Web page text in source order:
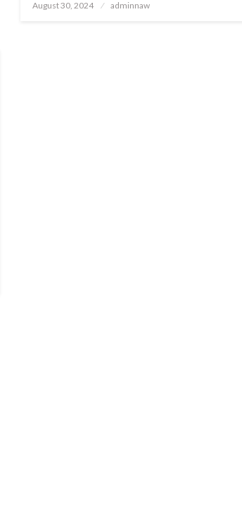
Posted
August 30, 2024 adminnaw